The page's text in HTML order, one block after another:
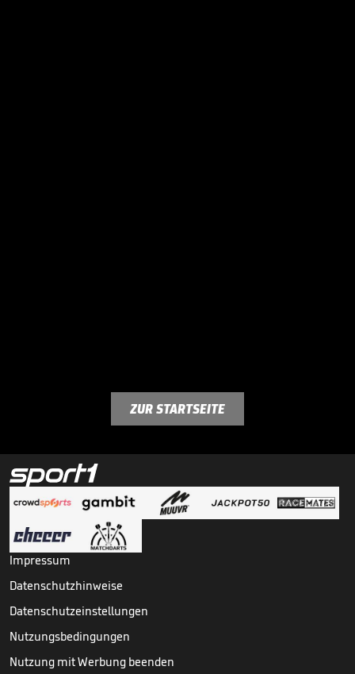
ZUR STARTSEITE
Impressum
Datenschutzhinweise
Datenschutzeinstellungen
Nutzungsbedingungen
Nutzung mit Werbung beenden